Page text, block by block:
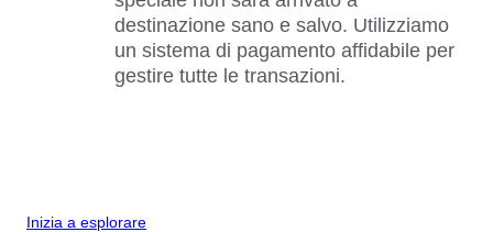
destinazione sano e salvo. Utilizziamo
un sistema di pagamento affidabile per
gestire tutte le transazioni.
Inizia a esplorare